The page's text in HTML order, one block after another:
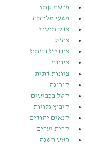
פרשת קמץ
פשעי מלחמה
צדק מוסרי
צה”ל
צום י”ז בתמוז
ציונות
ציונות דתית
קורונה
קטל בכבישים
קיבוץ גלויות
קנאים יהודים
קרית יערים
ראש השנה